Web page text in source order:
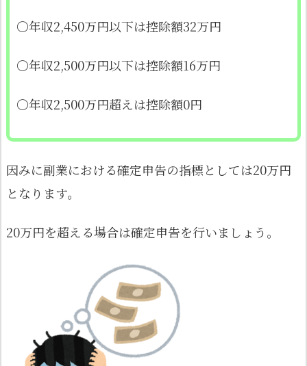
〇年収2,450万円以下は控除額32万円
〇年収2,500万円以下は控除額16万円
〇年収2,500万円超えは控除額0円
因みに副業における確定申告の指標としては20万円
となります。
20万円を超える場合は確定申告を行いましょう。